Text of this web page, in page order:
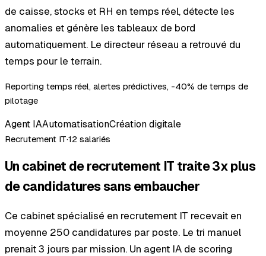
de caisse, stocks et RH en temps réel, détecte les
anomalies et génère les tableaux de bord
automatiquement. Le directeur réseau a retrouvé du
temps pour le terrain.
Reporting temps réel, alertes prédictives, -40% de temps de
pilotage
Agent IAAutomatisationCréation digitale
Recrutement IT·12 salariés
Un cabinet de recrutement IT traite 3x plus
de candidatures sans embaucher
Ce cabinet spécialisé en recrutement IT recevait en
moyenne 250 candidatures par poste. Le tri manuel
prenait 3 jours par mission. Un agent IA de scoring